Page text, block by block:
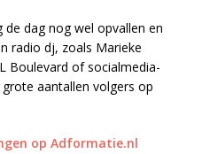
de dag nog wel opvallen en
radio dj, zoals Marieke
Boulevard of socialmedia-
aantallen volgers op
op Adformatie.nl